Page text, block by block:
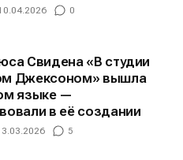
0
Свидена «В студии
Джексоном» вышла
языке —
в её создании
5